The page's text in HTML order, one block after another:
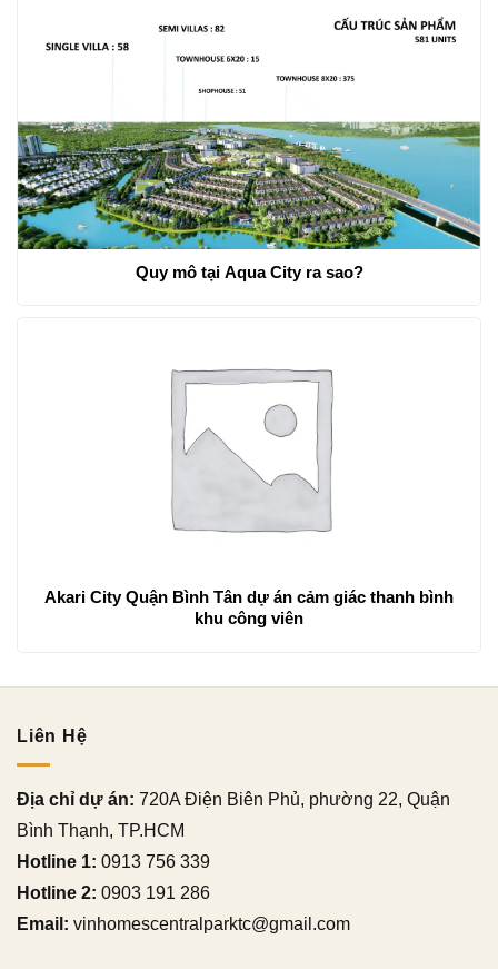
Quy mô tại Aqua City ra sao?
Akari City Quận Bình Tân dự án cảm giác thanh bình
khu công viên
Liên Hệ
Địa chỉ dự án: 720A Điện Biên Phủ, phường 22, Quận
Bình Thạnh, TP.HCM
Hotline 1: 0913 756 339
Hotline 2: 0903 191 286
Email: vinhomescentralparktc@gmail.com